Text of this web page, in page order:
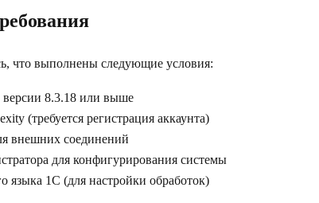
что выполнены следующие условия:
версии 8.3.18 или выше
(требуется регистрация аккаунта)
внешних соединений
для конфигурирования системы
языка 1С (для настройки обработок)